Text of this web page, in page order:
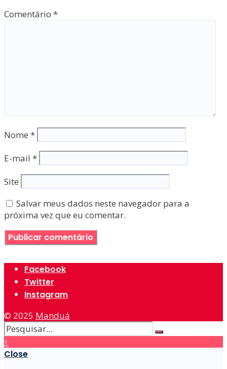
Comentário *
Nome *
E-mail *
Site
Salvar meus dados neste navegador para a
próxima vez que eu comentar.
Facebook
Twitter
Instagram
© 2025 Manduá
↑
Close